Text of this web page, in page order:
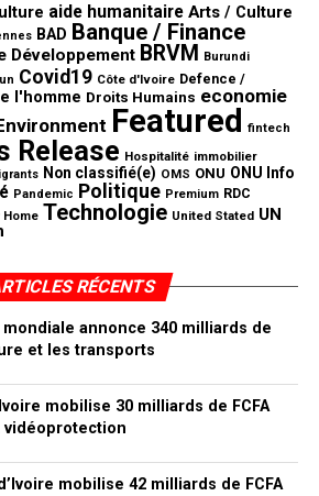
aide humanitaire Arts / Culture
BAD Banque / Finance
Développement BRVM Burundi
Covid19 Côte d'Ivoire Defence /
l'homme Droits Humains economie
Featured fintech
Release Hospitalité immobilier
Non classifié(e) OMS ONU ONU Info
Pandemic Politique Premium RDC
Home Technologie United Stated UN
RÉCENTS
annonce 340 milliards de
et les transports
mobilise 30 milliards de FCFA
mobilise 42 milliards de FCFA